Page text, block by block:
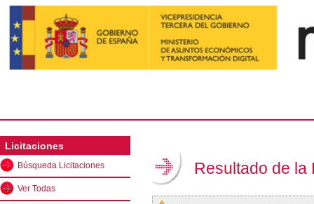
Licitaciones
Búsqueda Licitaciones
Ver Todas
Resultado de la